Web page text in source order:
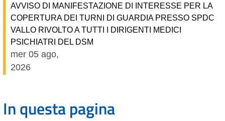
AVVISO DI MANIFESTAZIONE DI INTERESSE PER LA
COPERTURA DEI TURNI DI GUARDIA PRESSO SPDC
VALLO RIVOLTO A TUTTI I DIRIGENTI MEDICI
PSICHIATRI DEL DSM
mer 05 ago,
2026
In questa pagina